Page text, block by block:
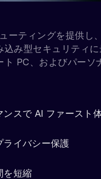
ーティングを提供し
み型セキュリティ
PC、およびパーソ
スで AI ファースト
イバシー保護
を短縮